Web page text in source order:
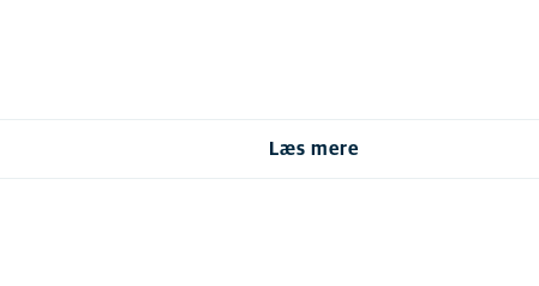
Læs mere